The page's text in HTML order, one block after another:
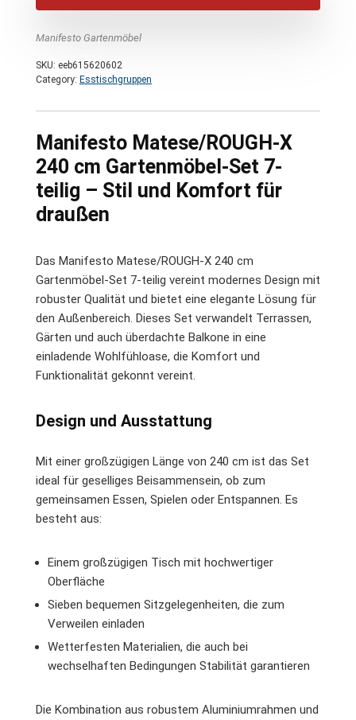
Manifesto Gartenmöbel
SKU: eeb615620602
Category: Esstischgruppen
Manifesto Matese/ROUGH-X
240 cm Gartenmöbel-Set 7-
teilig – Stil und Komfort für
draußen
Das Manifesto Matese/ROUGH-X 240 cm
Gartenmöbel-Set 7-teilig vereint modernes Design mit
robuster Qualität und bietet eine elegante Lösung für
den Außenbereich. Dieses Set verwandelt Terrassen,
Gärten und auch überdachte Balkone in eine
einladende Wohlfühloase, die Komfort und
Funktionalität gekonnt vereint.
Design und Ausstattung
Mit einer großzügigen Länge von 240 cm ist das Set
ideal für geselliges Beisammensein, ob zum
gemeinsamen Essen, Spielen oder Entspannen. Es
besteht aus:
Einem großzügigen Tisch mit hochwertiger
Oberfläche
Sieben bequemen Sitzgelegenheiten, die zum
Verweilen einladen
Wetterfesten Materialien, die auch bei
wechselhaften Bedingungen Stabilität garantieren
Die Kombination aus robustem Aluminiumrahmen und